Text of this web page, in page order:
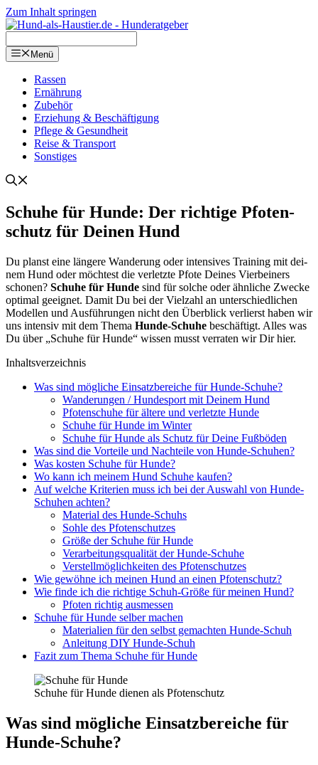
Zum Inhalt springen
Menü
Ras­sen
Ernäh­rung
Zube­hör
Erzie­hung & Beschäf­ti­gung
Pfle­ge & Gesund­heit
Rei­se & Trans­port
Sons­ti­ges
Schu­he für Hun­de: Der rich­ti­ge Pfo­ten­
schutz für Dei­nen Hund
Du planst eine län­ge­re Wan­de­rung oder inten­si­ves Trai­ning mit dei­
nem Hund oder möch­test die ver­letz­te Pfo­te Dei­nes Vier­bei­ners
scho­nen? Schu­he für Hun­de sind für sol­che oder ähn­li­che Zwe­cke
opti­mal geeig­net. Damit Du bei der Viel­zahl an unter­schied­li­chen
Model­len und Aus­füh­run­gen nicht den Über­blick ver­lierst haben wir
uns inten­siv mit dem The­ma Hun­de-Schu­he beschäf­tigt. Alles was
Du über „Schu­he für Hun­de“ wis­sen musst ver­ra­ten wir Dir hier.
Inhalts­ver­zeich­nis
Was sind mög­li­che Ein­satz­be­rei­che für Hun­de-Schu­he?
Wan­de­run­gen / Hun­de­sport mit Dei­nem Hund
Pfo­ten­schu­he für älte­re und ver­letz­te Hun­de
Schu­he für Hun­de im Win­ter
Schu­he für Hun­de als Schutz für Dei­ne Fuß­bö­den
Was sind die Vor­tei­le und Nach­tei­le von Hun­de-Schu­hen?
Was kos­ten Schu­he für Hun­de?
Wo kann ich mei­nem Hund Schu­he kau­fen?
Auf wel­che Kri­te­ri­en muss ich bei der Aus­wahl von Hun­de-
Schu­hen ach­ten?
Mate­ri­al des Hun­de-Schuhs
Soh­le des Pfo­ten­schut­zes
Grö­ße der Schu­he für Hun­de
Ver­ar­bei­tungs­qua­li­tät der Hun­de-Schu­he
Ver­stell­mög­lich­kei­ten des Pfo­ten­schut­zes
Wie gewöh­ne ich mei­nen Hund an einen Pfo­ten­schutz?
Wie fin­de ich die rich­ti­ge Schuh-Grö­ße für mei­nen Hund?
Pfo­ten rich­tig aus­mes­sen
Schu­he für Hun­de sel­ber machen
Mate­ria­li­en für den selbst gemach­ten Hun­de-Schuh
Anlei­tung DIY Hun­de-Schuh
Fazit zum The­ma Schu­he für Hun­de
Schu­he für Hun­de die­nen als Pfo­ten­schutz
Was sind mög­li­che Ein­satz­be­rei­che für
Hun­de-Schu­he?